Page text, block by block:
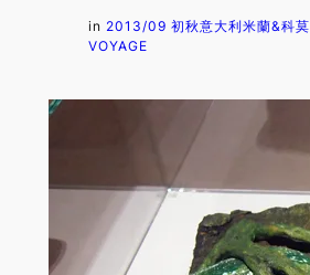
in 2013/09 初秋意大利米蘭&科莫
VOYAGE